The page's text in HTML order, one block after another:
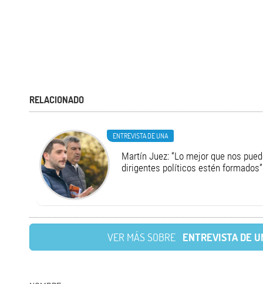
RELACIONADO
ENTREVISTA DE UNA
Martín Juez: “Lo mejor que nos
dirigentes políticos estén formados”
VER MÁS SOBRE ENTREVISTA DE